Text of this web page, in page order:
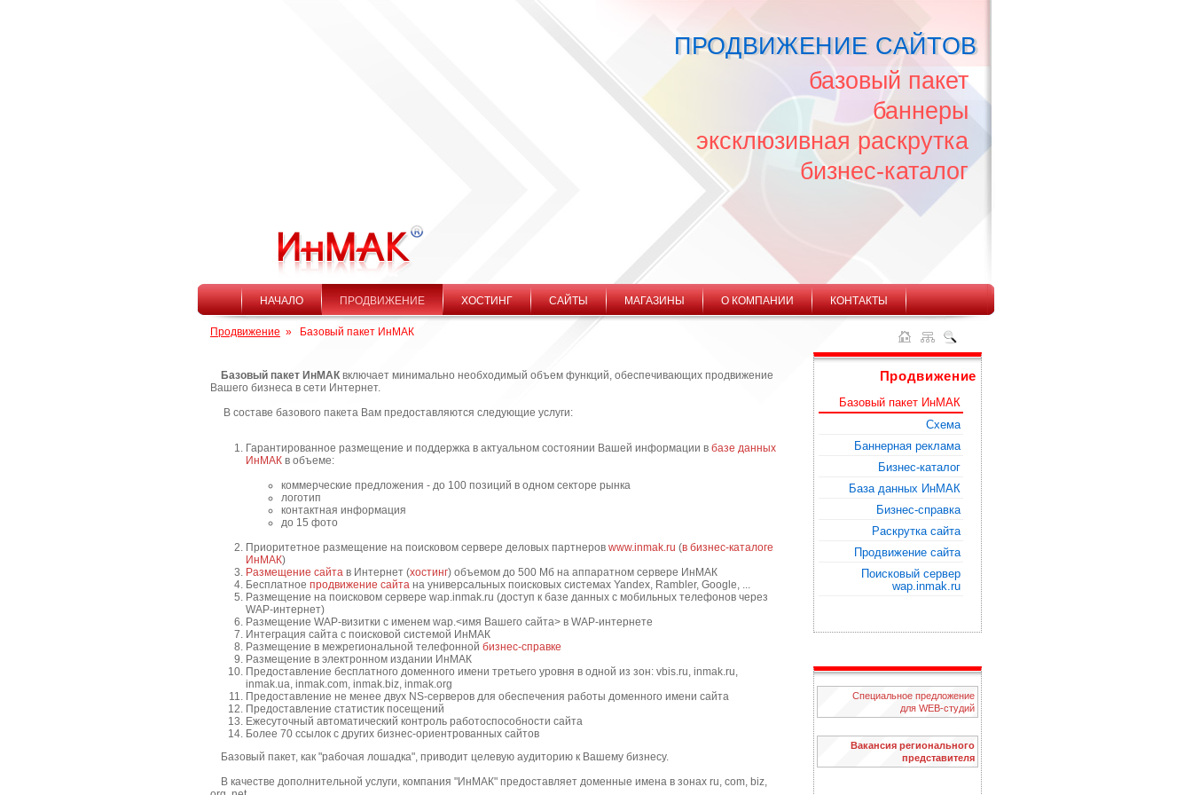
ПРОДВИЖЕНИЕ САЙТОВ
базовый пакет
баннеры
эксклюзивная раскрутка
бизнес-каталог
НАЧАЛО ПРОДВИЖЕНИЕ ХОСТИНГ САЙТЫ МАГАЗИНЫ О КОМПАНИИ КОНТАКТЫ
Продвижение » Базовый пакет ИнМАК
Базовый пакет ИнМАК включает минимально необходимый объем функций, обеспечивающих продвижение
Вашего бизнеса в сети Интернет.
В составе базового пакета Вам предоставляются следующие услуги:
Гарантированное размещение и поддержка в актуальном состоянии Вашей информации в базе данных
ИнМАК в объеме:
коммерческие предложения - до 100 позиций в одном секторе рынка
логотип
контактная информация
до 15 фото
Приоритетное размещение на поисковом сервере деловых партнеров www.inmak.ru (в бизнес-каталоге
ИнМАК)
Размещение сайта в Интернет (хостинг) объемом до 500 Мб на аппаратном сервере ИнМАК
Бесплатное продвижение сайта на универсальных поисковых системах Yandex, Rambler, Google, ...
Размещение на поисковом сервере wap.inmak.ru (доступ к базе данных с мобильных телефонов через
WAP-интернет)
Размещение WAP-визитки с именем wap.<имя Вашего сайта> в WAP-интернете
Интеграция сайта с поисковой системой ИнМАК
Размещение в межрегиональной телефонной бизнес-справке
Размещение в электронном издании ИнМАК
Предоставление бесплатного доменного имени третьего уровня в одной из зон: vbis.ru, inmak.ru,
inmak.ua, inmak.com, inmak.biz, inmak.org
Предоставление не менее двух NS-серверов для обеспечения работы доменного имени сайта
Предоставление статистик посещений
Ежесуточный автоматический контроль работоспособности сайта
Более 70 ссылок с других бизнес-ориентрованных сайтов
Базовый пакет, как "рабочая лошадка", приводит целевую аудиторию к Вашему бизнесу.
В качестве дополнительной услуги, компания "ИнМАК" предоставляет доменные имена в зонах ru, com, biz,
Продвижение
Базовый пакет ИнМАК
Схема
Баннерная реклама
Бизнес-каталог
База данных ИнМАК
Бизнес-справка
Раскрутка сайта
Продвижение сайта
Поисковый сервер
wap.inmak.ru
Специальное предложение
для WЕB-студий
Вакансия регионального
представителя